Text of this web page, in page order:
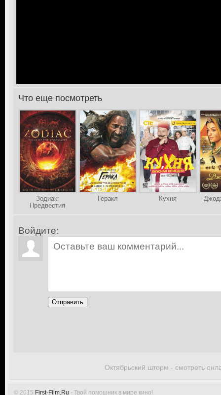
Октябрьский шторм - смотреть
>Что еще посмотреть
Зодиак:
Предвестия
Геракл Кухня
Войдите:
Отправить
© 2015 First-Film.Ru - Твой помошник в мире кино!